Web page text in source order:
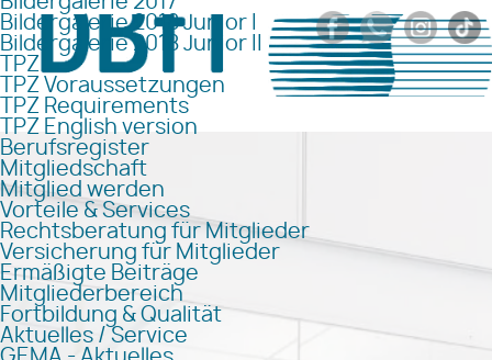
Bildergalerie 2018 Junior I
Bildergalerie 2018 Junior II
TPZ
TPZ Voraussetzungen
TPZ Requirements
TPZ English version
Berufsregister
Mitgliedschaft
Mitglied werden
Vorteile & Services
Rechtsberatung für Mitglieder
Versicherung für Mitglieder
Ermäßigte Beiträge
Mitgliederbereich
Fortbildung & Qualität
Aktuelles / Service